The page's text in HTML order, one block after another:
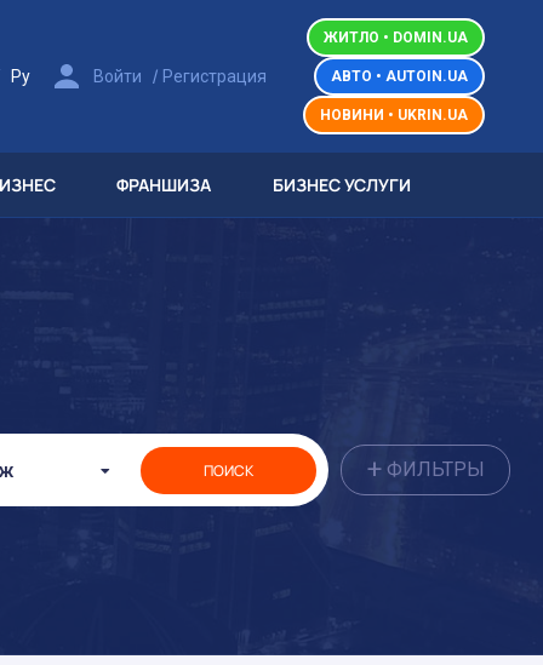
Ру Войти / Регистрация
ЖИТЛО • DOMIN.UA
АВТО • AUTOIN.UA
НОВИНИ • UKRIN.UA
ФРАНШИЗА БИЗНЕС УСЛУГИ
ПОИСК +ФИЛЬТРЫ